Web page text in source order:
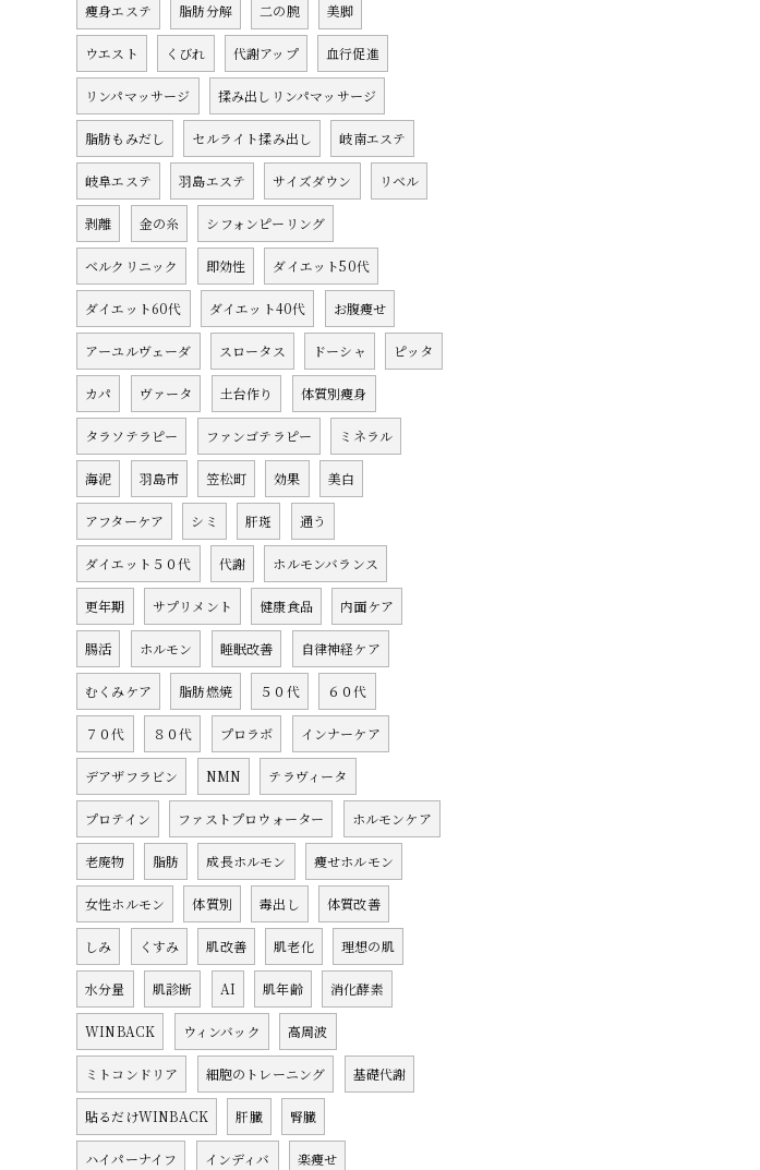
痩身エステ 脂肪分解 二の腕 美脚
ウエスト くびれ 代謝アップ 血行促進
リンパマッサージ 揉み出しリンパマッサージ
脂肪もみだし セルライト揉み出し 岐南エステ
岐阜エステ 羽島エステ サイズダウン リベル
剥離 金の糸 シフォンピーリング
ベルクリニック 即効性 ダイエット50代
ダイエット60代 ダイエット40代 お腹痩せ
アーユルヴェーダ スロータス ドーシャ ピッタ
カパ ヴァータ 土台作り 体質別痩身
タラソテラピー ファンゴテラピー ミネラル
海泥 羽島市 笠松町 効果 美白
アフターケア シミ 肝斑 通う
ダイエット５０代 代謝 ホルモンバランス
更年期 サプリメント 健康食品 内面ケア
腸活 ホルモン 睡眠改善 自律神経ケア
むくみケア 脂肪燃焼 ５０代 ６０代
７０代 ８０代 プロラボ インナーケア
デアザフラビン NMN テラヴィータ
プロテイン ファストプロウォーター ホルモンケア
老廃物 脂肪 成長ホルモン 痩せホルモン
女性ホルモン 体質別 毒出し 体質改善
しみ くすみ 肌改善 肌老化 理想の肌
水分量 肌診断 AI 肌年齢 消化酵素
WINBACK ウィンバック 高周波
ミトコンドリア 細胞のトレーニング 基礎代謝
貼るだけWINBACK 肝臓 腎臓
ハイパーナイフ インディバ 楽痩せ